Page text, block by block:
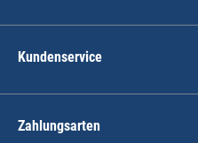
Kundenservice
Zahlungsarten